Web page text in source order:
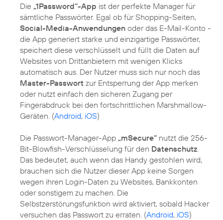
Die „1Password“-App ist der perfekte Manager für
sämtliche Passwörter. Egal ob für Shopping-Seiten,
Social-Media-Anwendungen oder das E-Mail-Konto -
die App generiert starke und einzigartige Passwörter,
speichert diese verschlüsselt und füllt die Daten auf
Websites von Drittanbietern mit wenigen Klicks
automatisch aus. Der Nutzer muss sich nur noch das
Master-Passwort zur Entsperrung der App merken
oder nutzt einfach den sicheren Zugang per
Fingerabdruck bei den fortschrittlichen Marshmallow-
Geräten. (Android, iOS)
Die Passwort-Manager-App „mSecure“ nutzt die 256-
Bit-Blowfish-Verschlüsselung für den Datenschutz
Das bedeutet, auch wenn das Handy gestohlen wird,
brauchen sich die Nutzer dieser App keine Sorgen
wegen ihren Login-Daten zu Websites, Bankkonten
oder sonstigem zu machen. Die
Selbstzerstörungsfunktion wird aktiviert, sobald Hacker
versuchen das Passwort zu erraten. (Android, iOS)